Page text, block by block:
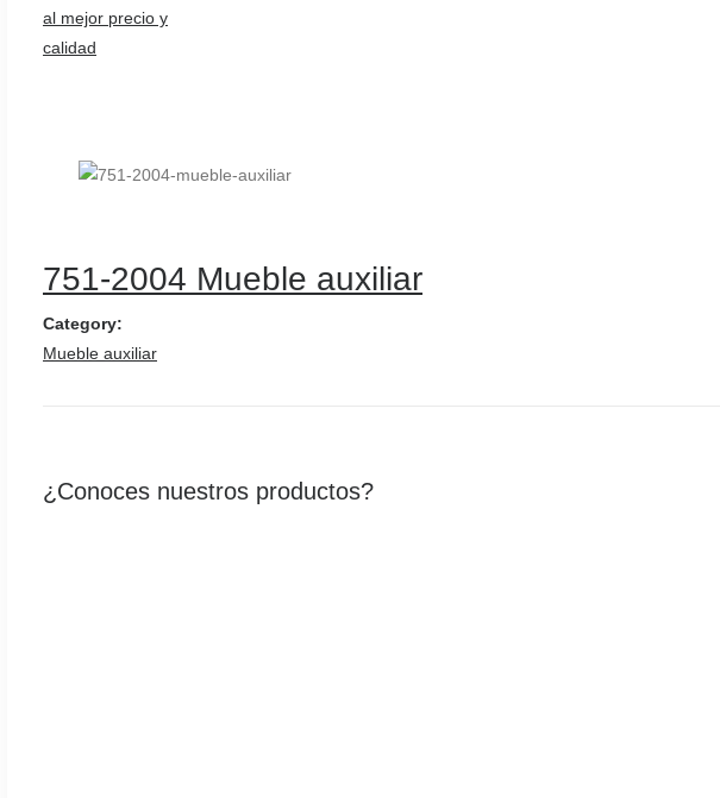
TIENDA DE MUEBLES
Página principal / Mueble auxiliar
751-2004 Mueble auxiliar
Category:
Mueble auxiliar
¿Conoces nuestros productos?